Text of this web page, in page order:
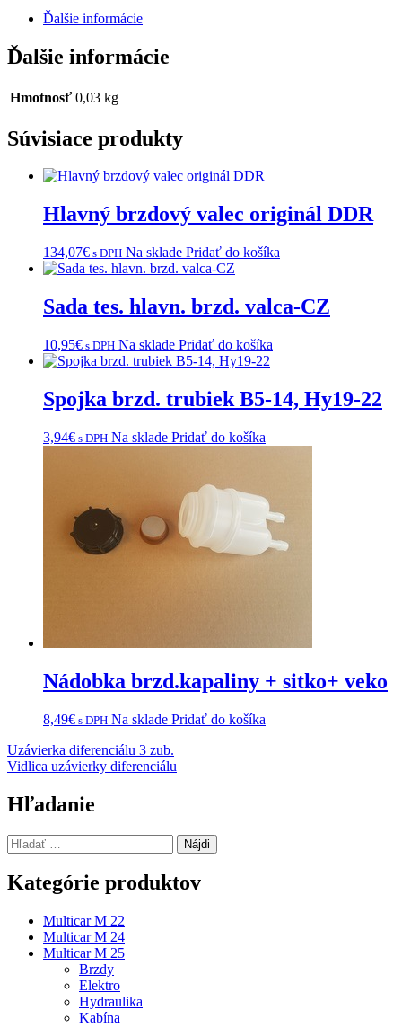
Ďalšie informácie
Ďalšie informácie
Hmotnosť 0,03 kg
Súvisiace produkty
Hlavný brzdový valec originál DDR
134,07€ s DPH Na sklade Pridať do košíka
Sada tes. hlavn. brzd. valca-CZ
10,95€ s DPH Na sklade Pridať do košíka
Spojka brzd. trubiek B5-14, Hy19-22
3,94€ s DPH Na sklade Pridať do košíka
Nádobka brzd.kapaliny + sitko+ veko
8,49€ s DPH Na sklade Pridať do košíka
Navigácia
v
článku
Uzávierka diferenciálu 3 zub.
Vidlica uzávierky diferenciálu
Hľadanie
Hľadať:
Kategórie produktov
Multicar M 22
Multicar M 24
Multicar M 25
Brzdy
Elektro
Hydraulika
Kabína